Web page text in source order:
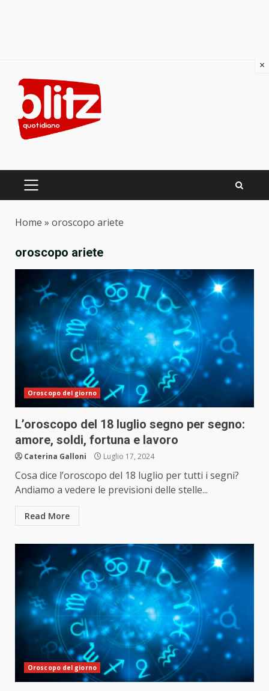
content
PRIMARY
Home » oroscopo ariete
oroscopo ariete
Oroscopo del giorno
L’oroscopo del 18 luglio segno per segno:
amore, soldi, fortuna e lavoro
Caterina Galloni Luglio 17, 2024
Cosa dice l’oroscopo del 18 luglio per tutti i segni?
Andiamo a vedere le previsioni delle stelle...
Read More
Oroscopo del giorno
×